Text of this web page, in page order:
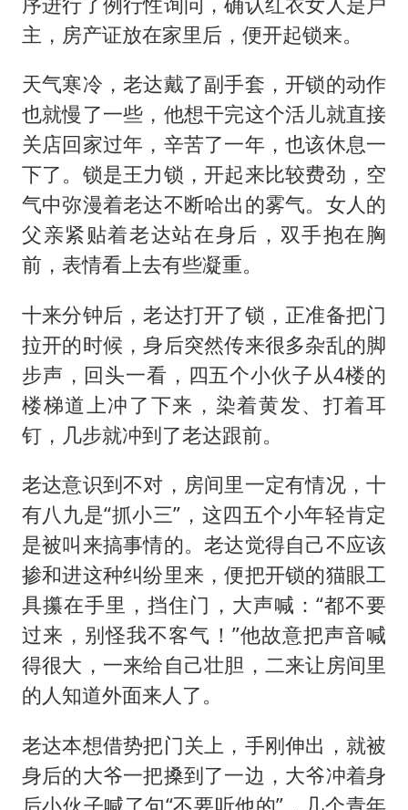
主，房产证放在家里后，便开起锁来。
天气寒冷，老达戴了副手套，开锁的动作
也就慢了一些，他想干完这个活儿就直接
关店回家过年，辛苦了一年，也该休息一
下了。锁是王力锁，开起来比较费劲，空
气中弥漫着老达不断哈出的雾气。女人的
父亲紧贴着老达站在身后，双手抱在胸
前，表情看上去有些凝重。
十来分钟后，老达打开了锁，正准备把门
拉开的时候，身后突然传来很多杂乱的脚
步声，回头一看，四五个小伙子从4楼的
楼梯道上冲了下来，染着黄发、打着耳
钉，几步就冲到了老达跟前。
老达意识到不对，房间里一定有情况，十
有八九是“抓小三”，这四五个小年轻肯定
是被叫来搞事情的。老达觉得自己不应该
掺和进这种纠纷里来，便把开锁的猫眼工
具攥在手里，挡住门，大声喊：“都不要
过来，别怪我不客气！”他故意把声音喊
得很大，一来给自己壮胆，二来让房间里
的人知道外面来人了。
老达本想借势把门关上，手刚伸出，就被
身后的大爷一把搡到了一边，大爷冲着身